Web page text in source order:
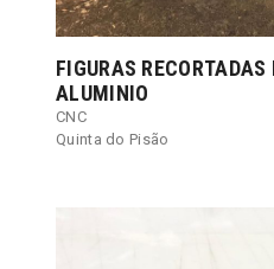
FIGURAS
ALUMINIO
CNC
Quinta do Pisão